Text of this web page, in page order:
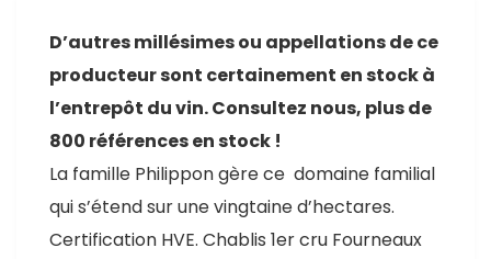
D’autres millésimes ou appellations de ce
producteur sont certainement en stock à
l’entrepôt du vin. Consultez nous, plus de
800 références en stock !
La famille Philippon gère ce domaine familial
qui s’étend sur une vingtaine d’hectares.
Certification HVE. Chablis 1er cru Fourneaux